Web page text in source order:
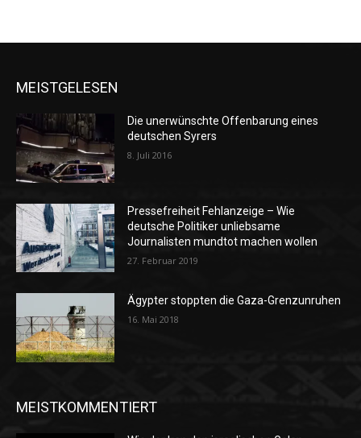
MEISTGELESEN
Die unerwünschte Offenbarung eines
deutschen Syrers
8. Juli 2016
Pressefreiheit Fehlanzeige – Wie
deutsche Politiker unliebsame
Journalisten mundtot machen wollen
27. Februar 2019
Ägypter stoppten die Gaza-Grenzunruhen
16. Mai 2018
MEISTKOMMENTIERT